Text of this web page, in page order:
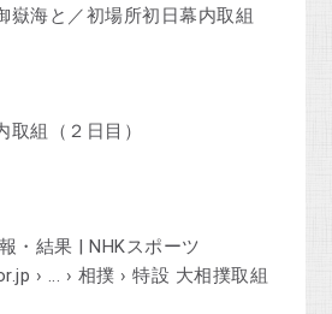
嶽海と／初場所初日幕内取組
組（２日目）
・結果 | NHKスポーツ
› ... › 相撲 › 特設 大相撲取組